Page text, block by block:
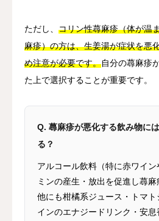
ただし、 コリン性蕁麻疹（体が温
麻疹）の方は、生姜湯が症状を悪
め注意が必要です。自分の蕁麻疹
た上で選択することが重要です。
Q. 蕁麻疹が悪化する飲み物に
る？
アルコール飲料（特に赤ワイ
ミンの産生・放出を促進し蕁麻
他にも柑橘系ジュース・トマト
インのエナジードリンク・安